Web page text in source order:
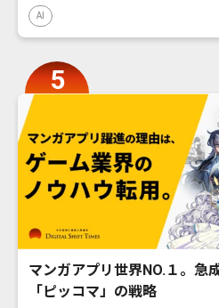
AI
マンガアプリ世界NO.１。急
「ピッコマ」の戦略